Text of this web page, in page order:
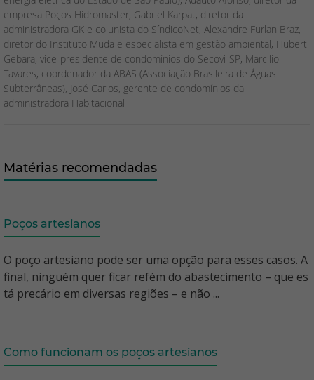
empresa Poços Hidromaster, Gabriel Karpat, diretor da
administradora GK e colunista do SíndicoNet, Alexandre Furlan Braz,
diretor do Instituto Muda e especialista em gestão ambiental, Hubert
Gebara, vice-presidente de condomínios do Secovi-SP, Marcilio
Tavares, coordenador da ABAS (Associação Brasileira de Águas
Subterrâneas), José Carlos, gerente de condomínios da
administradora Habitacional
Matérias recomendadas
Poços artesianos
O poço artesiano pode ser uma opção para esses casos. A
final, ninguém quer ficar refém do abastecimento – que es
tá precário em diversas regiões – e não ...
Como funcionam os poços artesianos